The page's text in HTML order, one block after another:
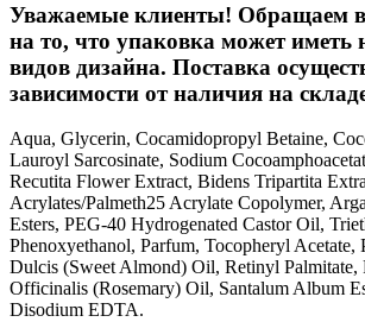
Уважаемые клиенты! Обращаем
на то, что упаковка может иметь
видов дизайна. Поставка
зависимости от наличия на
Aqua, Glycerin, Cocamidopropyl Betaine,
Lauroyl Sarcosinate, Sodium
Recutita Flower Extract, Bidens Tripartita
Acrylates/Palmeth25 Acrylate Copolymer,
Esters, PEG-40 Hydrogenated Castor Oil,
Phenoxyethanol, Parfum, Tocopheryl Acetate,
Dulcis (Sweet Almond) Oil, Retinyl Palmitate,
Officinalis (Rosemary) Oil, Santalum Album
Disodium EDTA.